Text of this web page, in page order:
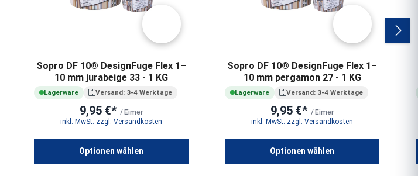
Sopro DF 10® DesignFuge Flex 1–
10 mm jurabeige 33 - 1 KG
Lagerware Versand: 3-4 Werktage
9,95 €* / Eimer
inkl. MwSt. zzgl. Versandkosten
Optionen wählen
Sopro DF 10® DesignFuge Flex 1–
10 mm pergamon 27 - 1 KG
Lagerware Versand: 3-4 Werktage
9,95 €* / Eimer
inkl. MwSt. zzgl. Versandkosten
Optionen wählen